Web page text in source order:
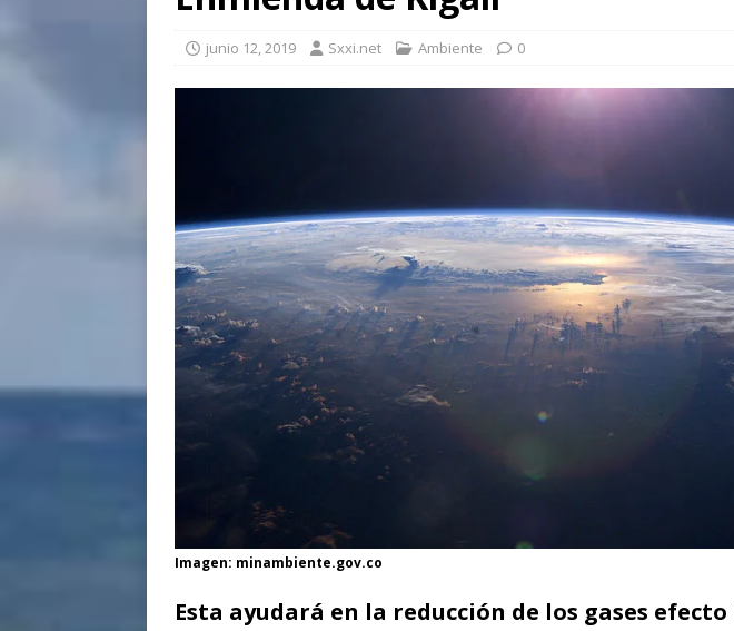
junio 12, 2019 Sxxi.net Ambiente 0
Imagen: minambiente.gov.co
Esta ayudará en la reducción de los gases